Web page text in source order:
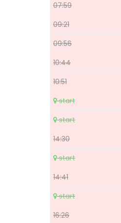
07:59
09:21
09:56
10:44
10:51
start
start
14:30
start
14:41
start
16:26